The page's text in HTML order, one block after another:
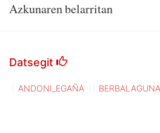
Azkunaren belarritan
Datsegit
ANDONI_EGAÑA BERBALAGUNA